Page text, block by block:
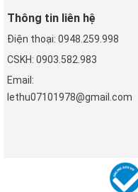
Thông tin liên hệ
Điện thoại: 0948.259.998
CSKH: 0903.582.983
Email:
lethu07101978@gmail.com